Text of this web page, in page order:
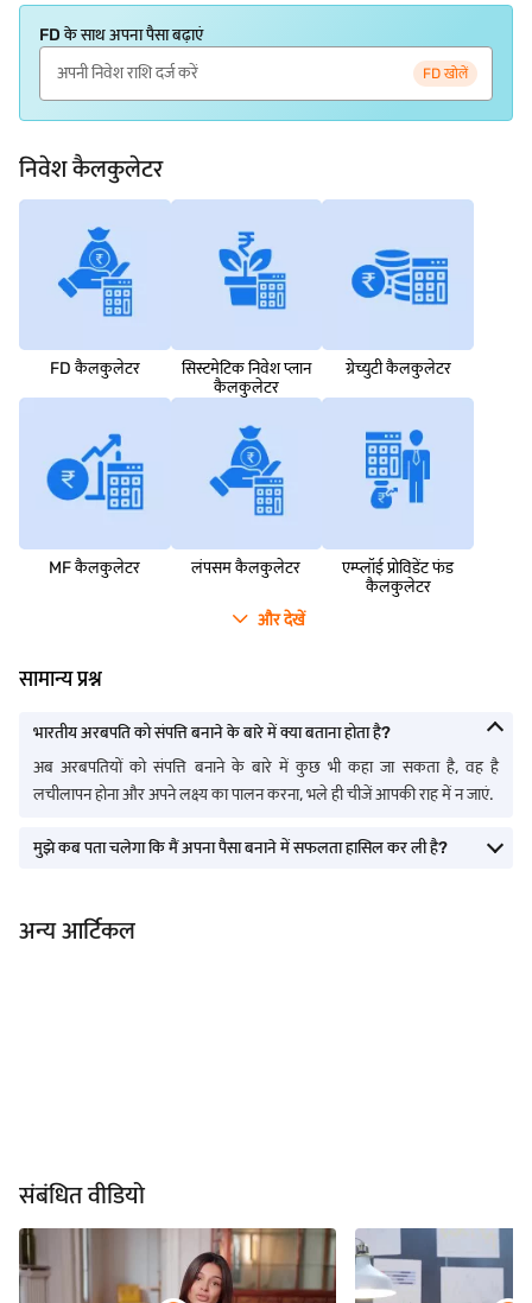
FD के साथ अपना पैसा बढ़ाएं
FD खोलें
निवेश कैलकुलेटर
FD कैलकुलेटर
सिस्टमेटिक निवेश प्लान
कैलकुलेटर
ग्रेच्युटी कैलकुलेटर
MF कैलकुलेटर लंपसम कैलकुलेटर
एम्‍प्‍लॉई प्रोविडेंट फंड
कैलकुलेटर
और देखें
सामान्य प्रश्न
भारतीय अरबपति को संपत्ति बनाने के बारे में क्या बताना होता है?
अब अरबपतियों को संपत्ति बनाने के बारे में कुछ भी कहा जा सकता है, वह है
लचीलापन होना और अपने लक्ष्य का पालन करना, भले ही चीजें आपकी राह में न जाएं.
मुझे कब पता चलेगा कि मैं अपना पैसा बनाने में सफलता हासिल कर ली है?
अन्य आर्टिकल
संबंधित वीडियो